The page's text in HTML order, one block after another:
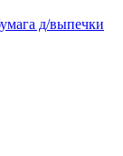
д/выпечки